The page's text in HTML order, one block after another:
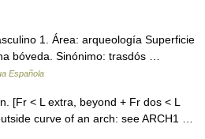
1. Área: arqueología Superficie
bóveda. Sinónimo: trasdós …
Española
[Fr < L extra, beyond + Fr dos < L
curve of an arch: see ARCH1 …